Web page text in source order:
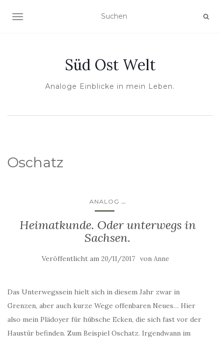
NAVIGATION UMSCHALTEN
Süd Ost Welt
Analoge Einblicke in mein Leben.
Oschatz
ANALOG ...
Heimatkunde. Oder unterwegs in
Sachsen.
Veröffentlicht am 20/11/2017 von Anne
Das Unterwegssein hielt sich in diesem Jahr zwar in
Grenzen, aber auch kurze Wege offenbaren Neues… Hier
also mein Plädoyer für hübsche Ecken, die sich fast vor der
Haustür befinden. Zum Beispiel Oschatz. Irgendwann im